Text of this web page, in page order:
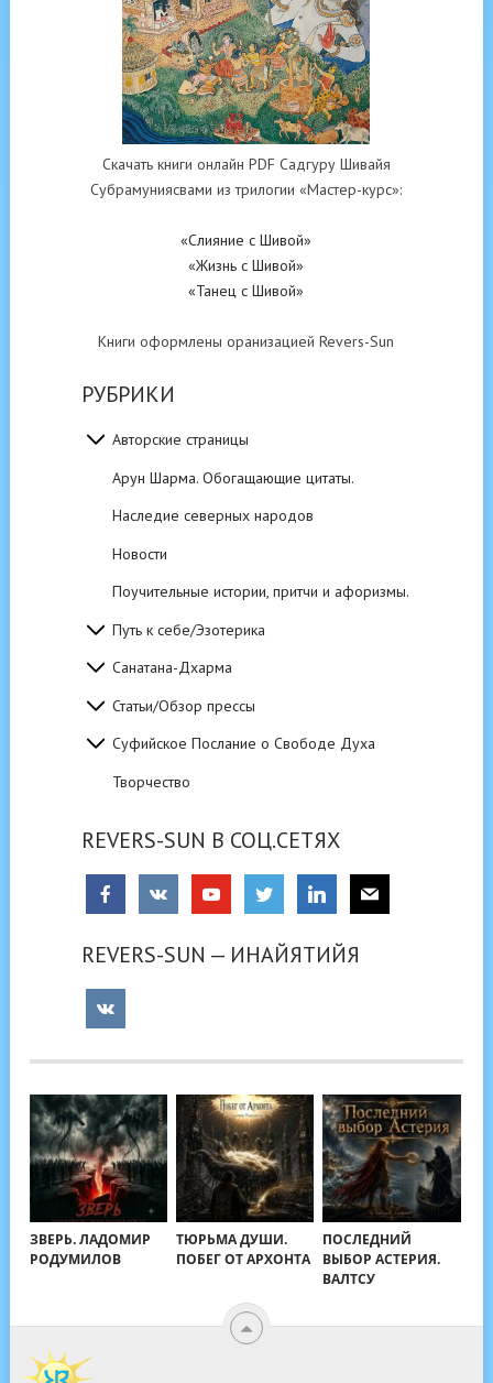
Скачать книги онлайн PDF Садгуру Шивайя
Субрамуниясвами из трилогии «Мастер-курс»:
«Слияние с Шивой»
«Жизнь с Шивой»
«Танец с Шивой»
Книги оформлены оранизацией Revers-Sun
РУБРИКИ
Авторские страницы
Арун Шарма. Обогащающие цитаты.
Наследие северных народов
Новости
Поучительные истории, притчи и афоризмы.
Путь к себе/Эзотерика
Санатана-Дхарма
Статьи/Обзор прессы
Суфийское Послание о Свободе Духа
Творчество
REVERS-SUN В СОЦ.СЕТЯХ
REVERS-SUN — ИНАЙЯТИЙЯ
ЗВЕРЬ. ЛАДОМИР
РОДУМИЛОВ
ТЮРЬМА ДУШИ.
ПОБЕГ ОТ АРХОНТА
ПОСЛЕДНИЙ
ВЫБОР АСТЕРИЯ.
ВАЛТСУ